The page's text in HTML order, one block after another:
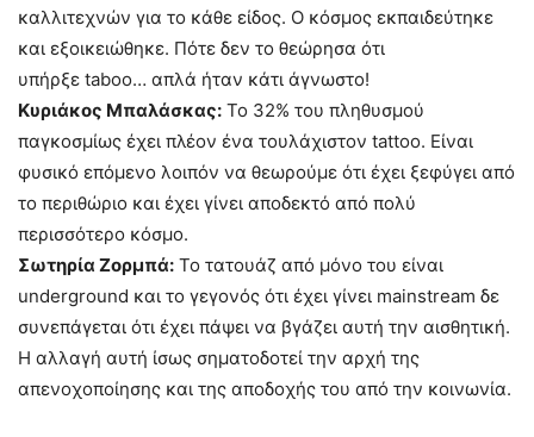
καλλιτεχνών για το κάθε είδος. Ο κόσμος εκπαιδεύτηκε
και εξοικειώθηκε. Πότε δεν το θεώρησα ότι
υπήρξε taboo… απλά ήταν κάτι άγνωστο!
Κυριάκος Μπαλάσκας: Το 32% του πληθυσμού
παγκοσμίως έχει πλέον ένα τουλάχιστον tattoo. Είναι
φυσικό επόμενο λοιπόν να θεωρούμε ότι έχει ξεφύγει από
το περιθώριο και έχει γίνει αποδεκτό από πολύ
περισσότερο κόσμο.
Σωτηρία Ζορμπά: Το τατουάζ από μόνο του είναι
underground και το γεγονός ότι έχει γίνει mainstream δε
συνεπάγεται ότι έχει πάψει να βγάζει αυτή την αισθητική.
Η αλλαγή αυτή ίσως σηματοδοτεί την αρχή της
απενοχοποίησης και της αποδοχής του από την κοινωνία.